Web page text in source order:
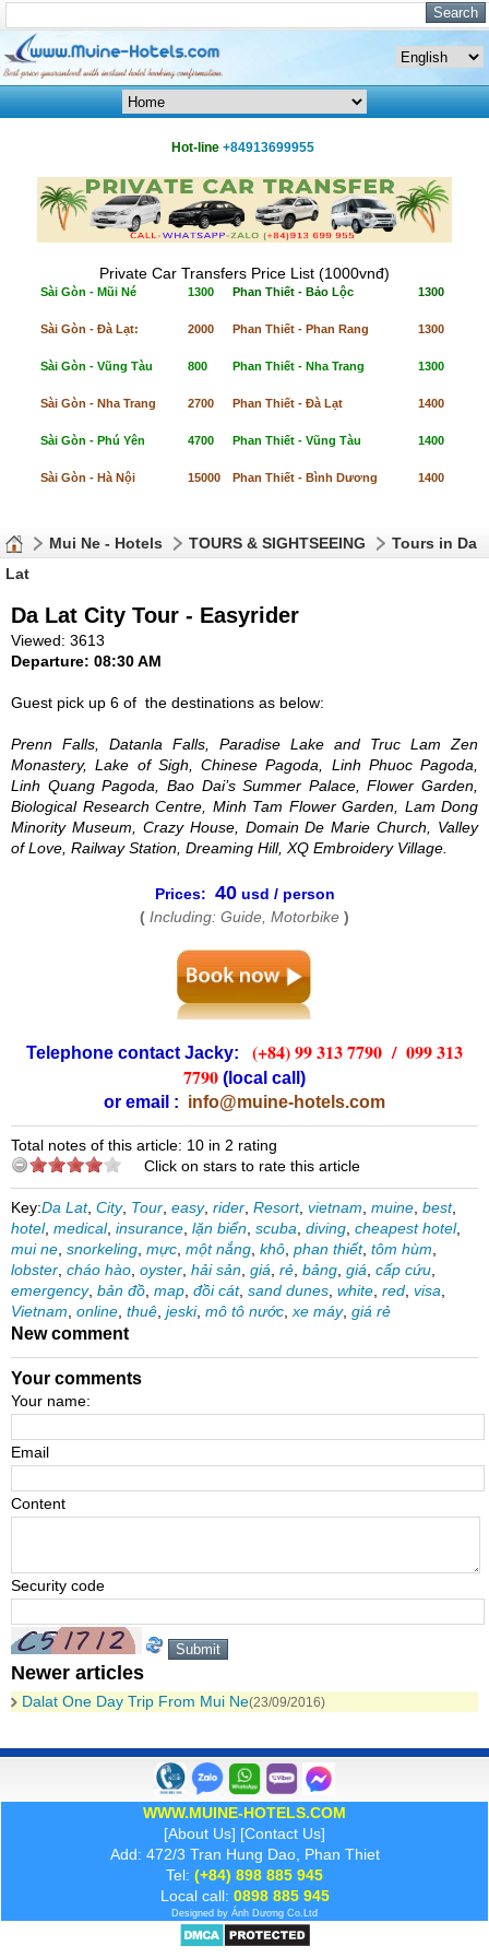
Hot-line +84913699955
Private Car Transfers Price List (1000vnđ)
Sài Gòn - Mũi Né 1300 Phan Thiết - Bảo Lộc 1300
Sài Gòn - Đà Lạt: 2000 Phan Thiết - Phan Rang 1300
Sài Gòn - Vũng Tàu 800 Phan Thiết - Nha Trang 1300
Sài Gòn - Nha Trang 2700 Phan Thiết - Đà Lạt 1400
Sài Gòn - Phú Yên 4700 Phan Thiết - Vũng Tàu 1400
Sài Gòn - Hà Nội 15000 Phan Thiết - Bình Dương 1400
Mui Ne - Hotels TOURS & SIGHTSEEING
Tours in Da
Lat
Da Lat City Tour - Easyrider
Viewed: 3613
Departure: 08:30 AM
Guest pick up 6 of the destinations as below:
Prenn Falls, Datanla Falls, Paradise Lake and Truc Lam Zen
Monastery, Lake of Sigh, Chinese Pagoda, Linh Phuoc Pagoda,
Linh Quang Pagoda, Bao Dai’s Summer Palace, Flower Garden,
Biological Research Centre, Minh Tam Flower Garden, Lam Dong
Minority Museum, Crazy House, Domain De Marie Church, Valley
of Love, Railway Station, Dreaming Hill, XQ Embroidery Village.
Prices: 40usd / person
( Including: Guide, Motorbike )
Telephone contact Jacky: (+84) 99 313 7790 / 099 313
7790 (local call)
or email : info@muine-hotels.com
Total notes of this article: 10 in 2 rating
Click on stars to rate this article
Key:Da Lat, City, Tour easy, rider Resort, vietnam muine best,
hotel, medical, insurance lặn biển scuba diving cheapest hotel,
mui ne snorkeling mực một nắng khô phan thiết, tôm hùm
lobster cháo hào oyster hải sản giá rẻ bảng giá cấp cứu
emergency, bản đồ map đồi cát, sand dunes white red visa
Vietnam online thuê jeski, mô tô nước xe máy, giá rẻ
New comment
Your comments
Your name:
Email
Content
Security code
Newer articles
Dalat One Day Trip From Mui Ne(23/09/2016)
WWW.MUINE-HOTELS.COM
[About Us] [Contact Us]
Add: 472/3 Tran Hung Dao, Phan Thiet
Tel: (+84) 898 885 945
Local call: 0898 885 945
Designed by Ánh Dương Co.Ltd